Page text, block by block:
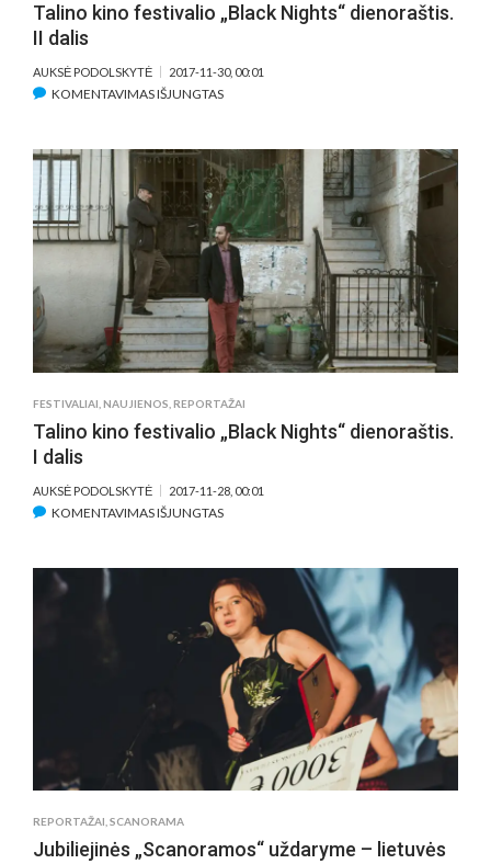
Talino kino festivalio „Black Nights“ dienoraštis.
II dalis
AUKSĖ PODOLSKYTĖ 2017-11-30, 00:01
KOMENTAVIMAS IŠJUNGTASĮRAŠE
FESTIVALIO
„BLACK
NIGHTS“
DIENORAŠTIS.
II
DALIS
FESTIVALIAI NAUJIENOS REPORTAŽAI
Talino kino festivalio „Black Nights“ dienoraštis.
I dalis
AUKSĖ PODOLSKYTĖ 2017-11-28, 00:01
KOMENTAVIMAS IŠJUNGTASĮRAŠE
FESTIVALIO
„BLACK
NIGHTS“
DIENORAŠTIS.
I
DALIS
REPORTAŽAI SCANORAMA
Jubiliejinės „Scanoramos“ uždaryme – lietuvės